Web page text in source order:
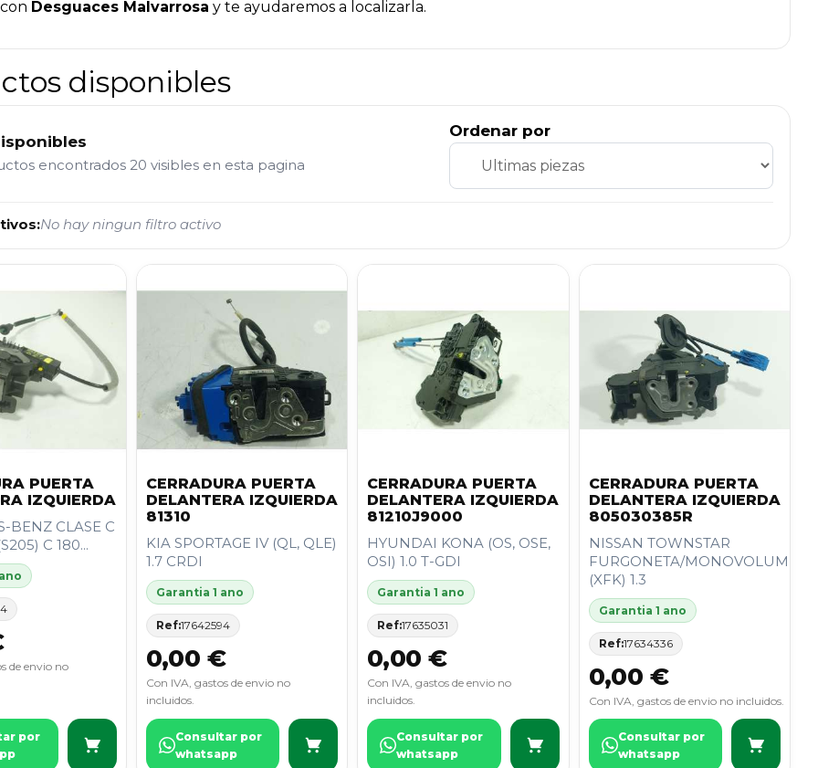
Desguaces Malvarrosa y te ayudaremos a localizarla.
disponibles
encontrados 20 visibles en esta pagina
Ordenar por
No hay ningun filtro activo
PUERTA
IZQUIERDA
BENZ CLASE C
C 180...
de envio no
por
CERRADURA PUERTA
DELANTERA IZQUIERDA
81310
KIA SPORTAGE IV (QL, QLE)
1.7 CRDI
Garantia 1 ano
Ref:17642594
0,00 €
Con IVA, gastos de envio no
incluidos.
Consultar por
whatsapp
CERRADURA PUERTA
DELANTERA IZQUIERDA
81210J9000
HYUNDAI KONA (OS, OSE,
OSI) 1.0 T-GDI
Garantia 1 ano
Ref:17635031
0,00 €
Con IVA, gastos de envio no
incluidos.
Consultar por
whatsapp
CERRADURA PUERTA
DELANTERA IZQUIERDA
805030385R
NISSAN TOWNSTAR
FURGONETA/MONOVOLUMEN
(XFK) 1.3
Garantia 1 ano
Ref:17634336
0,00 €
Con IVA, gastos de envio no incluidos.
Consultar por
whatsapp